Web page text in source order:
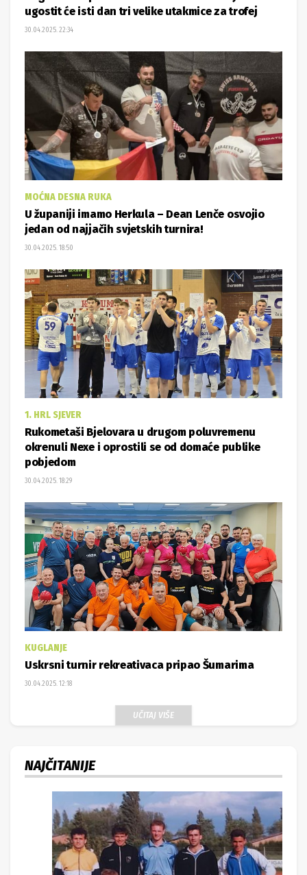
ugostit će isti dan tri velike utakmice za trofej
30.04.2025. 22:34
MOĆNA DESNA RUKA
U županiji imamo Herkula – Dean Lenče osvojio
jedan od najjačih svjetskih turnira!
30.04.2025. 18:50
1. HRL SJEVER
Rukometaši Bjelovara u drugom poluvremenu
okrenuli Nexe i oprostili se od domaće publike
pobjedom
30.04.2025. 18:29
KUGLANJE
Uskrsni turnir rekreativaca pripao Šumarima
30.04.2025. 12:18
UČITAJ VIŠE
NAJČITANIJE